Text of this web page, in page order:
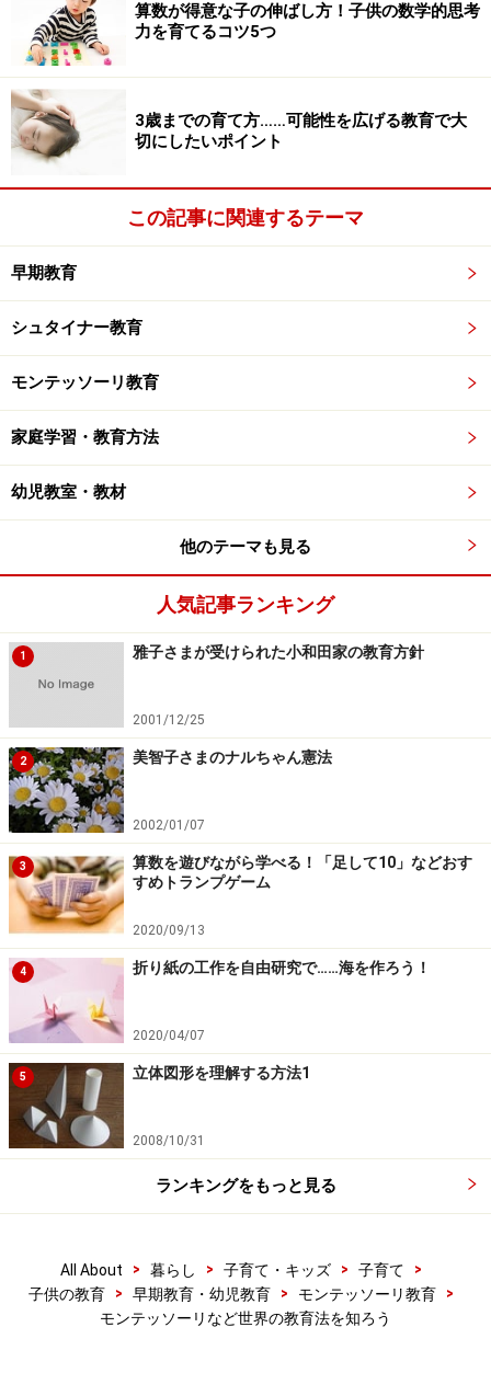
算数が得意な子の伸ばし方！子供の数学的思考
力を育てるコツ5つ
3歳までの育て方……可能性を広げる教育で大
切にしたいポイント
この記事に関連するテーマ
早期教育
シュタイナー教育
モンテッソーリ教育
家庭学習・教育方法
幼児教室・教材
他のテーマも見る
人気記事ランキング
1 雅子さまが受けられた小和田家の教育方針
2001/12/25
2 美智子さまのナルちゃん憲法
2002/01/07
3
算数を遊びながら学べる！「足して10」などおす
すめトランプゲーム
2020/09/13
4 折り紙の工作を自由研究で……海を作ろう！
2020/04/07
5 立体図形を理解する方法1
2008/10/31
ランキングをもっと見る
All About > 暮らし > 子育て・キッズ > 子育て
>
子供の教育
> 早期教育・幼児教育 > モンテッソーリ教育
>
モンテッソーリなど世界の教育法を知ろう